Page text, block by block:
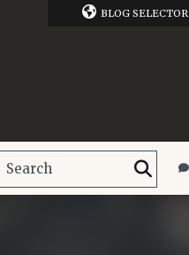
BLOG SELECTOR